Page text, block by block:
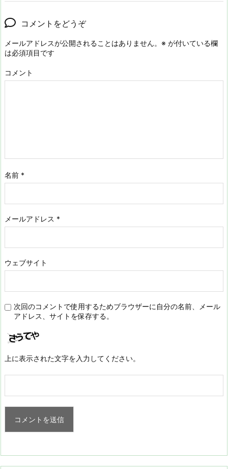
コメントをどうぞ
メールアドレスが公開されることはありません。 ※ が付いている欄
は必須項目です
コメント
名前 *
メールアドレス *
ウェブサイト
次回のコメントで使用するためブラウザーに自分の名前、メール
アドレス、サイトを保存する。
上に表示された文字を入力してください。